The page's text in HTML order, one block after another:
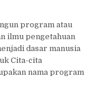
program atau
ilmu pengetahuan
dasar manusia
Cita-cita
nama program